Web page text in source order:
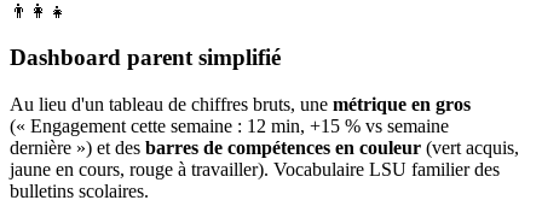
👨‍👩‍👧
Dashboard parent simplifié
Au lieu d'un tableau de chiffres bruts, une métrique en gros
(« Engagement cette semaine : 12 min, +15 % vs semaine
dernière ») et des barres de compétences en couleur (vert acquis,
jaune en cours, rouge à travailler). Vocabulaire LSU familier des
bulletins scolaires.